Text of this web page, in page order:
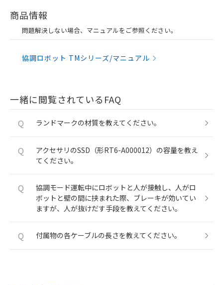
商品情報
問題解決しない場合、マニュアルをご参照ください。
協調ロボット TMシリーズ/マニュアル
一緒に閲覧されているFAQ
Q ランドマークの材質を教えてください。
Q
アクセサリのSSD（形RT6-A000012）の容量を教え
てください。
Q
協調モード運転中にロボットと人が接触し、人がロ
ボットと壁の間に挟まれた際、ブレーキが効いてい
ますが、人が抜けだす手段を教えてください。
Q 付属物の各ケーブルの長さを教えてください。